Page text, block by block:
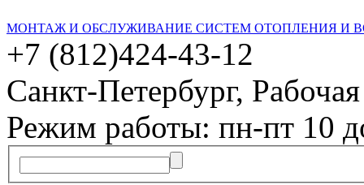
МОНТАЖ И ОБСЛУЖИВАНИЕ СИСТЕМ ОТОПЛЕНИЯ И
+7 (812)424-43-12
Санкт-Петербург,
Режим работы: пн-пт 10